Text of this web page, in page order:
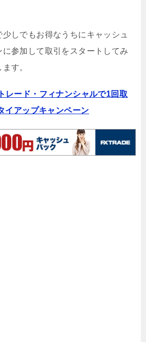
しでもお得なうちにキャッシュ
参加して取引をスタートしてみ
す。
レード・フィナンシャルで1回取
イアップキャンペーン